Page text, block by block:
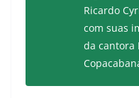
Ricardo
com suas
da cantora